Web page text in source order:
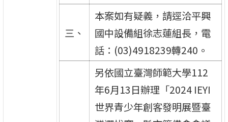
三、
本案如有疑義，請逕洽平興
國中設備組徐志蓮組長，電
話：(03)4918239轉240。
另依國立臺灣師範大學112
年6月13日辦理「2024 IEYI
世界青少年創客發明展暨臺